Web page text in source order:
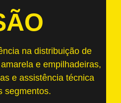
na distribuição de
e empilhadeiras,
e assistência técnica
segmentos.